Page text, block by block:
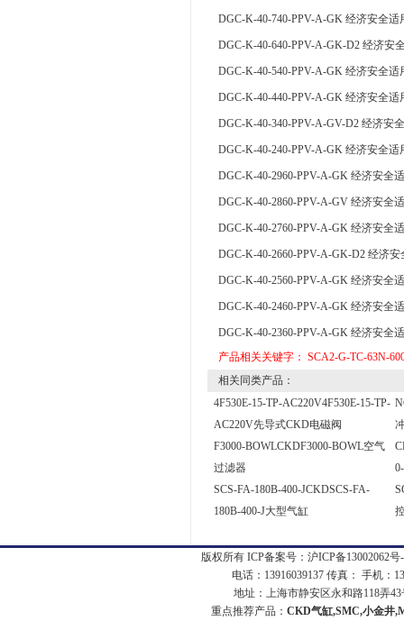
DGC-K-40-740-PPV-A-GK 经济安全适
DGC-K-40-640-PPV-A-GK-D2 经济安
DGC-K-40-540-PPV-A-GK 经济安全适
DGC-K-40-440-PPV-A-GK 经济安全适
DGC-K-40-340-PPV-A-GV-D2 经济安
DGC-K-40-240-PPV-A-GK 经济安全适
DGC-K-40-2960-PPV-A-GK 经济安全
DGC-K-40-2860-PPV-A-GV 经济安全
DGC-K-40-2760-PPV-A-GK 经济安全
DGC-K-40-2660-PPV-A-GK-D2 经济安
DGC-K-40-2560-PPV-A-GK 经济安全
DGC-K-40-2460-PPV-A-GK 经济安全
DGC-K-40-2360-PPV-A-GK 经济安全
产品相关关键字： SCA2-G-TC-63N-
相关同类产品：
4F530E-15-TP-AC220V4F530E-15-TP-
AC220V先导式CKD电磁阀
F3000-BOWLCKDF3000-BOWL空气
过滤器
SCS-FA-180B-400-JCKDSCS-FA-
180B-400-J大型气缸
版权所有 ICP备案号： 沪ICP备13002062号
电话：13916039137 传真： 手机：
地址：上海市静安区永和路118弄43
重点推荐产品： CKD气缸,SMC,小金井